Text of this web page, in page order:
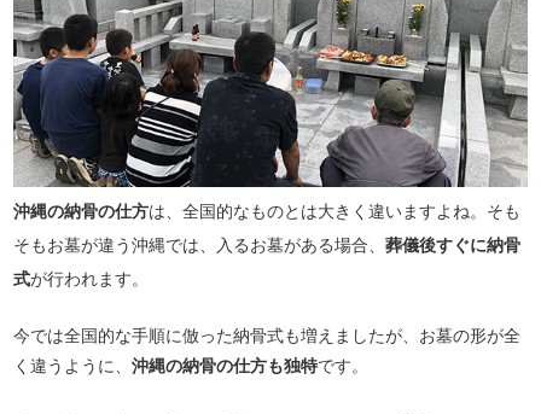
沖縄の納骨の仕方は、全国的なものとは大きく違いますよね。そも
そもお墓が違う沖縄では、入るお墓がある場合、葬儀後すぐに納骨
式が行われます。
今では全国的な手順に倣った納骨式も増えましたが、お墓の形が全
く違うように、沖縄の納骨の仕方も独特です。